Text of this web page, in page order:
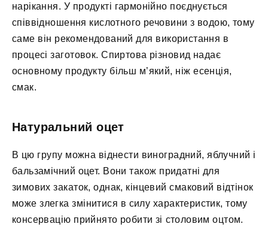
нарікання. У продукті гармонійно поєднується
співвідношення кислотного речовини з водою, тому
саме він рекомендований для використання в
процесі заготовок. Спиртова різновид надає
основному продукту більш м’який, ніж есенція,
смак.
Натуральний оцет
В цю групу можна віднести виноградний, яблучний і
бальзамічний оцет. Вони також придатні для
зимових закаток, однак, кінцевий смаковий відтінок
може злегка змінитися в силу характеристик, тому
консервацію прийнято робити зі столовим оцтом.